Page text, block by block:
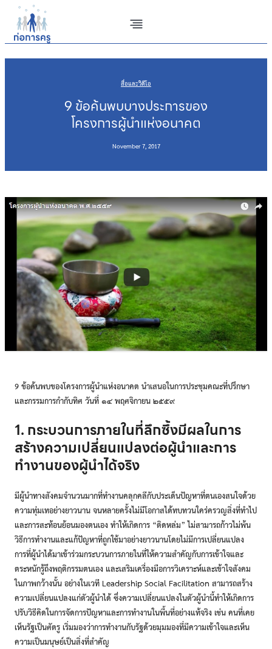
Skip
content
สื่อและวิดีโอ
9 ข้อค้นพบบางประการของ
โครงการผู้นำแห่งอนาคต
November 7, 2017
9 ข้อค้นพบของโครงการผู้นำแห่งอนาคต นำเสนอในการประชุมคณะที่ปรึกษา
และกรรมการกำกับทิศ วันที่ ๑๔ พฤศจิกายน ๒๕๕๙
1. กระบวนการภายในที่ลึกซึ้งมีผลในการ
สร้างความเปลี่ยนแปลงต่อผู้นำและการ
ทำงานของผู้นำได้จริง
มีผู้นำทางสังคมจำนวนมากที่ทำงานคลุกคลีกับประเด็นปัญหาที่ตนเองสนใจด้วย
ความทุ่มเทอย่างยาวนาน จนหลายครั้งไม่มีโอกาสได้ทบทวนใคร่ครวญสิ่งที่ทำไป
และการสะท้อนย้อนมองตนเอง ทำให้เกิดการ “ติดหล่ม” ไม่สามารถก้าวไม่พ้น
วิธีการทำงานและแก้ปัญหาที่ถูกใช้มาอย่างยาวนานโดยไม่มีการเปลี่ยนแปลง
การที่ผู้นำได้มาเข้าร่วมกระบวนการภายในที่ให้ความสำคัญกับการเข้าใจและ
ตระหนักรู้ถึงพฤติกรรมตนเอง และเสริมเครื่องมือการวิเคราะห์และเข้าใจสังคม
ในภาพกว้างนั้น อย่างในเวที Leadership Social Facilitation สามารถสร้าง
ความเปลี่ยนแปลงแก่ตัวผู้นำได้ ซึ่งความเปลี่ยนแปลงในตัวผู้นำนี้ทำให้เกิดการ
ปรับวิธีคิดในการจัดการปัญหาและการทำงานในพื้นที่อย่างแท้จริง เช่น คนที่เคย
เห็นรัฐเป็นศัตรู เริ่มมองว่าการทำงานกับรัฐด้วยมุมมองที่มีความเข้าใจและเห็น
ความเป็นมนุษย์เป็นสิ่งที่สำคัญ